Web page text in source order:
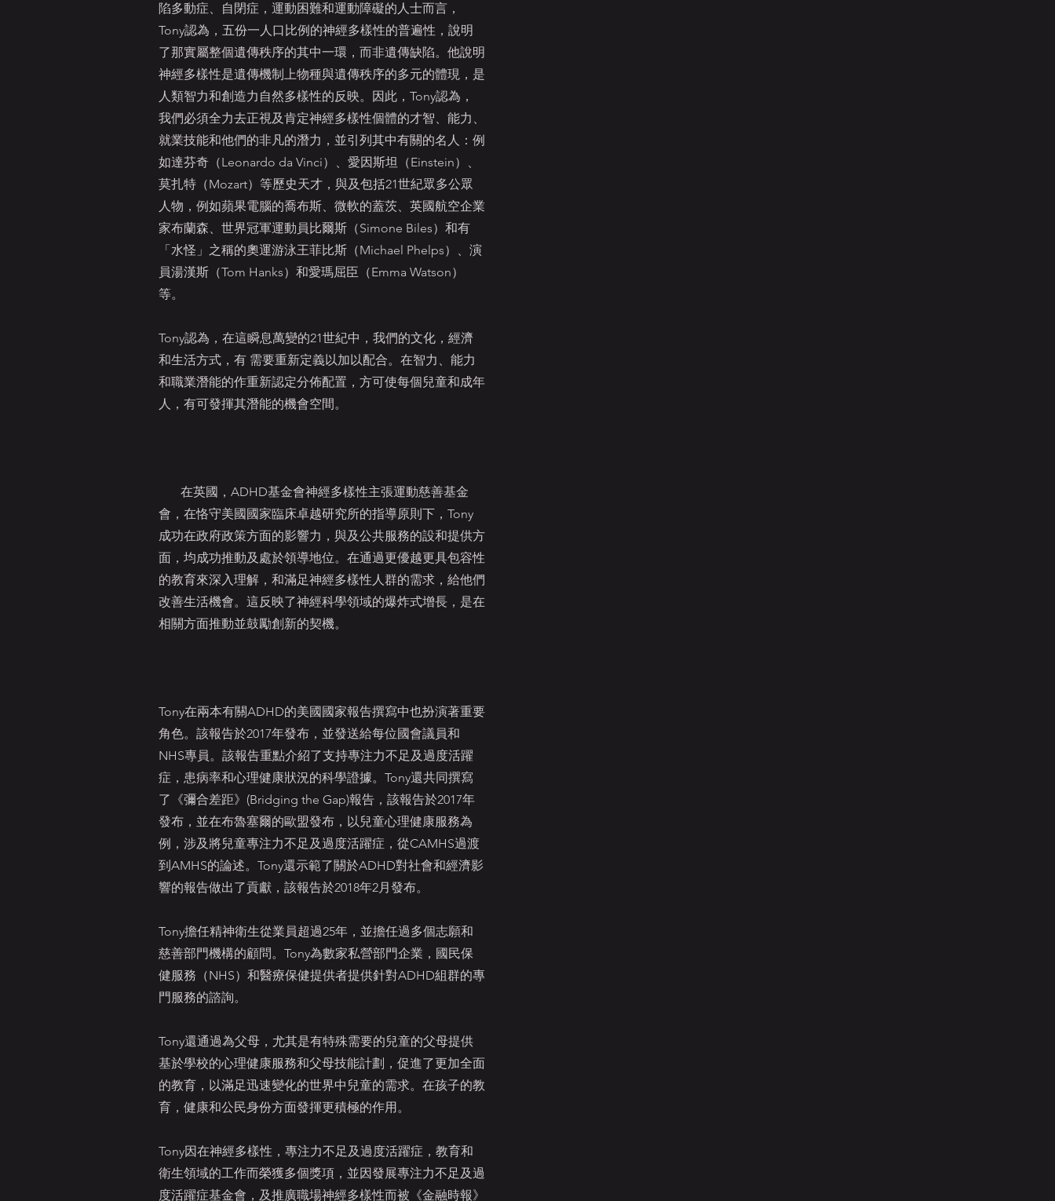
陷多動症、自閉症，運動困難和運動障礙的人士而言，
Tony認為，五份一人口比例的神經多樣性的普遍性，說明
了那實屬整個遺傳秩序的其中一環，而非遺傳缺陷。他說明
神經多樣性是遺傳機制上物種與遺傳秩序的多元的體現，是
人類智力和創造力自然多樣性的反映。因此，Tony認為，
我們必須全力去正視及肯定神經多樣性個體的才智、能力、
就業技能和他們的非凡的潛力，並引列其中有關的名人：例
如達芬奇（Leonardo da Vinci）、愛因斯坦（Einstein）、
莫扎特（Mozart）等歷史天才，與及包括21世紀眾多公眾
人物，例如蘋果電腦的喬布斯、微軟的蓋茨、英國航空企業
家布蘭森、世界冠軍運動員比爾斯（Simone Biles）和有
「水怪」之稱的奧運游泳王菲比斯（Michael Phelps）、演
員湯漢斯（Tom Hanks）和愛瑪屈臣（Emma Watson）
等。
Tony認為，在這瞬息萬變的21世紀中，我們的文化，經濟
和生活方式，有 需要重新定義以加以配合。在智力、能力
和職業潛能的作重新認定分佈配置，方可使每個兒童和成年
人，有可發揮其潛能的機會空間。
在英國，ADHD基金會神經多樣性主張運動慈善基金
會，在恪守美國國家臨床卓越研究所的指導原則下，Tony
成功在政府政策方面的影響力，與及公共服務的設和提供方
面，均成功推動及處於領導地位。在通過更優越更具包容性
的教育來深入理解，和滿足神經多樣性人群的需求，給他們
改善生活機會。這反映了神經科學領域的爆炸式增長，是在
相關方面推動並鼓勵創新的契機。
Tony在兩本有關ADHD的美國國家報告撰寫中也扮演著重要
角色。該報告於2017年發布，並發送給每位國會議員和
NHS專員。該報告重點介紹了支持專注力不足及過度活躍
症，患病率和心理健康狀況的科學證據。Tony還共同撰寫
了《彌合差距》(Bridging the Gap)報告，該報告於2017年
發布，並在布魯塞爾的歐盟發布，以兒童心理健康服務為
例，涉及將兒童專注力不足及過度活躍症，從CAMHS過渡
到AMHS的論述。Tony還示範了關於ADHD對社會和經濟影
響的報告做出了貢獻，該報告於2018年2月發布。
Tony擔任精神衛生從業員超過25年，並擔任過多個志願和
慈善部門機構的顧問。Tony為數家私營部門企業，國民保
健服務（NHS）和醫療保健提供者提供針對ADHD組群的專
門服務的諮詢。
Tony還通過為父母，尤其是有特殊需要的兒童的父母提供
基於學校的心理健康服務和父母技能計劃，促進了更加全面
的教育，以滿足迅速變化的世界中兒童的需求。在孩子的教
育，健康和公民身份方面發揮更積極的作用。
Tony因在神經多樣性，專注力不足及過度活躍症，教育和
衛生領域的工作而榮獲多個獎項，並因發展專注力不足及過
度活躍症基金會，及推廣職場神經多樣性而被《金融時報》